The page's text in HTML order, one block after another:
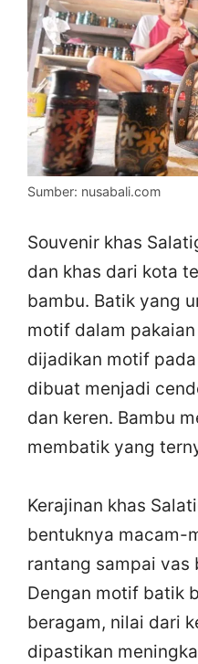
Sumber: nusabali.com
Souvenir khas
dan khas dari kota
bambu. Batik yang
motif dalam
dijadikan motif
dibuat menjadi
dan keren. Bambu
membatik yang
Kerajinan khas
bentuknya macam-
rantang sampai vas
Dengan motif batik
beragam, nilai dari
dipastikan